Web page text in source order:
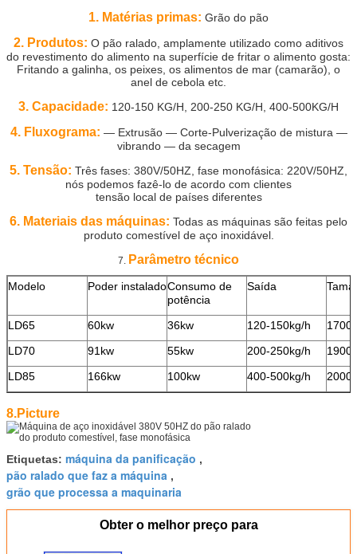
1. Matérias primas: Grão do pão
2. Produtos: O pão ralado, amplamente utilizado como aditivos
do revestimento do alimento na superfície de fritar o alimento gosta:
Fritando a galinha, os peixes, os alimentos de mar (camarão), o
anel de cebola etc.
3. Capacidade: 120-150 KG/H, 200-250 KG/H, 400-500KG/H
4. Fluxograma: — Extrusão — Corte-Pulverização de mistura —
vibrando — da secagem
5. Tensão: Três fases: 380V/50HZ, fase monofásica: 220V/50HZ,
nós podemos fazê-lo de acordo com clientes
tensão local de países diferentes
6. Materiais das máquinas: Todas as máquinas são feitas pelo
produto comestível de aço inoxidável.
7. Parâmetro técnico
Modelo Poder instaladoConsumo de
potência
Saída
LD65 60kw 36kw 120-150kg/h
LD70
91kw 55kw 200-250kg/h
LD85
166kw 100kw 400-500kg/h
8.Picture
Etiquetas: máquina da panificação ,
pão ralado que faz a máquina ,
grão que processa a maquinaria
Obter o melhor preço para